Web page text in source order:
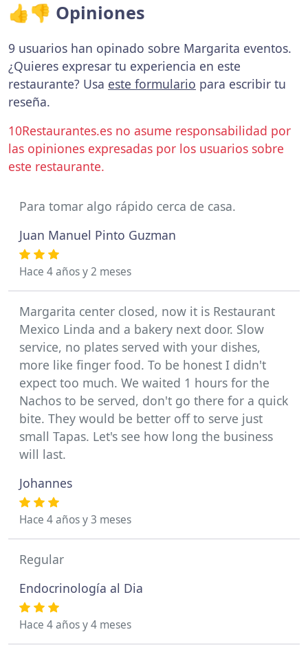
👍👎 Opiniones
9 usuarios han opinado sobre Margarita eventos.
¿Quieres expresar tu experiencia en este
restaurante? Usa este formulario para escribir tu
reseña.
10Restaurantes.es no asume responsabilidad por
las opiniones expresadas por los usuarios sobre
este restaurante.
Para tomar algo rápido cerca de casa.
Juan Manuel Pinto Guzman
Hace 4 años y 2 meses
Margarita center closed, now it is Restaurant
Mexico Linda and a bakery next door. Slow
service, no plates served with your dishes,
more like finger food. To be honest I didn't
expect too much. We waited 1 hours for the
Nachos to be served, don't go there for a quick
bite. They would be better off to serve just
small Tapas. Let's see how long the business
will last.
Johannes
Hace 4 años y 3 meses
Regular
Endocrinología al Dia
Hace 4 años y 4 meses